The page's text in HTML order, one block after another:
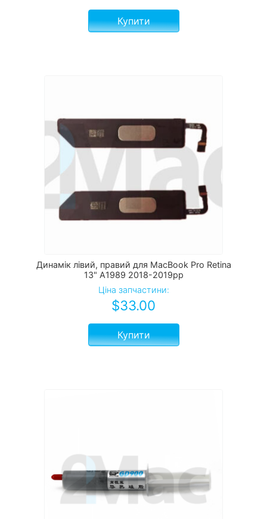
Купити
Динамік лівий, правий для MacBook Pro Retina
13" A1989 2018-2019рр
Ціна запчастини:
$33.00
Купити